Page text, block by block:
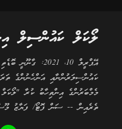
ލޯކަލް ކައުންސިލް އިންތިހާބު
އޭޕްރީލް 10،
ކައުންސިލަރުންނާއި އަންހެނުންގެ
ތެރެއިން -- ސަން ފޮޓޯ/ ފަޔާޒު